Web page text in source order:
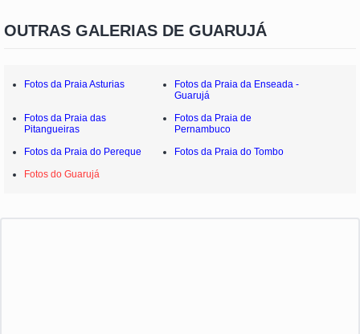
OUTRAS GALERIAS DE GUARUJÁ
Fotos da Praia Asturias
Fotos da Praia da Enseada -
Guarujá
Fotos da Praia das
Pitangueiras
Fotos da Praia de
Pernambuco
Fotos da Praia do Pereque
Fotos da Praia do Tombo
Fotos do Guarujá